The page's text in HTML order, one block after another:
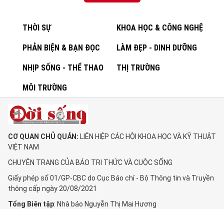
THỜI SỰ KHOA HỌC & CÔNG NGHỆ
PHẢN BIỆN & BẠN ĐỌC LÀM ĐẸP - DINH DƯỠNG
NHỊP SỐNG - THỂ THAO THỊ TRƯỜNG
MÔI TRƯỜNG
CƠ QUAN CHỦ QUẢN: LIÊN HIỆP CÁC HỘI KHOA HỌC VÀ KỸ THUẬT
VIỆT NAM
CHUYÊN TRANG CỦA BÁO TRI THỨC VÀ CUỘC SỐNG
Giấy phép số 01/GP-CBC do Cục Báo chí - Bộ Thông tin và Truyền
thông cấp ngày 20/08/2021
Tổng Biên tập: Nhà báo Nguyễn Thị Mai Hương